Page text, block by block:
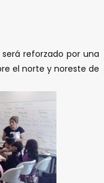
reforzado por una
el norte y noreste de